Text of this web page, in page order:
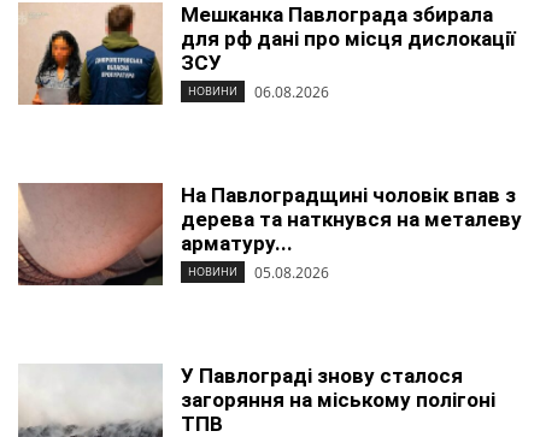
Мешканка Павлограда збирала
для рф дані про місця дислокації
ЗСУ
НОВИНИ 06.08.2026
На Павлоградщині чоловік впав з
дерева та наткнувся на металеву
арматуру...
НОВИНИ 05.08.2026
У Павлограді знову сталося
загоряння на міському полігоні
ТПВ